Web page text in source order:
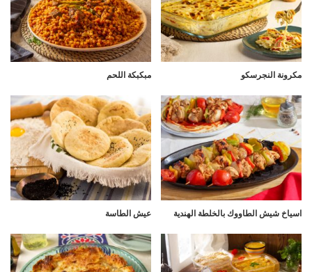
مكرونة النجرسكو مبكبكة اللحم
اسياخ شيش الطاووك بالخلطة الهندية عيش الطاسة